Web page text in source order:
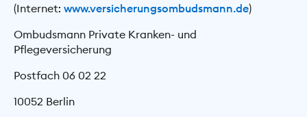
(Internet: www.versicherungsombudsmann.de)
Ombudsmann Private Kranken- und
Pflegeversicherung
Postfach 06 02 22
10052 Berlin